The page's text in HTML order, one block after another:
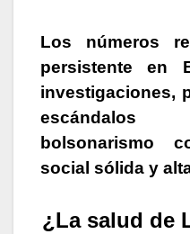
Los números
persistente en
investigaciones,
escándalos
bolsonarismo
social sólida y
¿La salud de